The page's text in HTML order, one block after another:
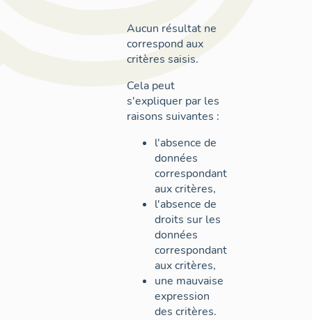
Aucun résultat ne
correspond aux
critères saisis.
Cela peut
s'expliquer par les
raisons suivantes :
l'absence de
données
correspondant
aux critères,
l'absence de
droits sur les
données
correspondant
aux critères,
une mauvaise
expression
des critères.